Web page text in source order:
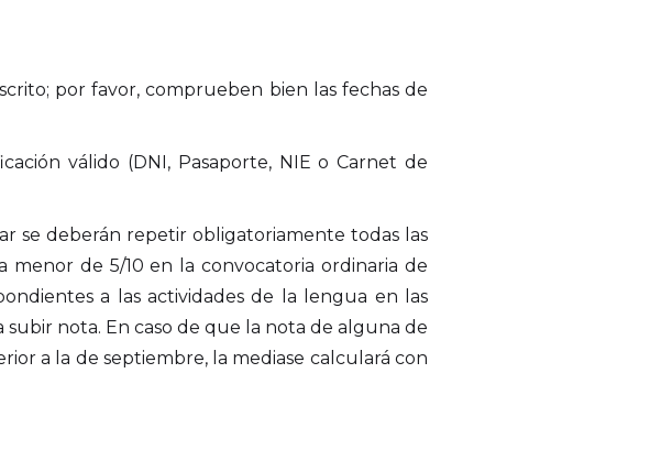
por favor, comprueben bien las fechas de
válido (DNI, Pasaporte, NIE o Carnet de
se deberán repetir obligatoriamente todas las
de 5/10 en la convocatoria ordinaria de
a las actividades de la lengua en las
subir nota. En caso de que la nota de alguna de
a la de septiembre, la mediase calculará con